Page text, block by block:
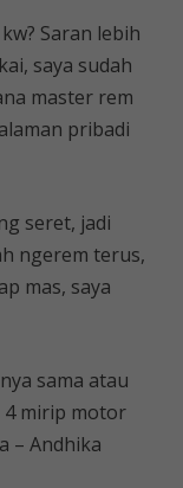
Saran lebih
saya sudah
master rem
pribadi
seret, jadi
ngerem terus,
mas, saya
sama atau
4 mirip motor
– Andhika